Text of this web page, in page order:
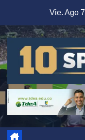
Vie. Ago